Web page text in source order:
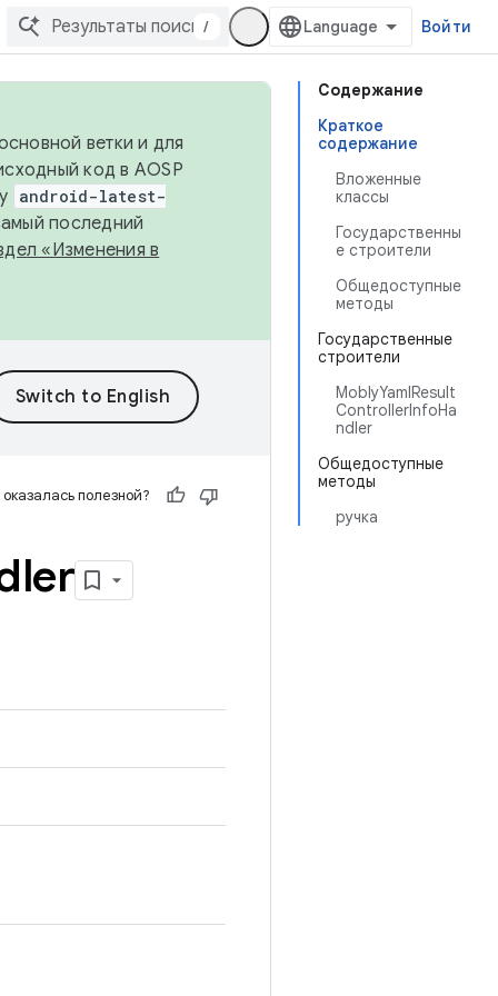
/ Войти
Содержание
Краткое
содержание
Вложенные
классы
Государственны
е строители
Общедоступные
методы
Государственные
строители
MoblyYamlResult
ControllerInfoHa
ndler
Общедоступные
методы
ручка
ветки и для
код в AOSP
android-latest-
последний
«Изменения в
полезной?